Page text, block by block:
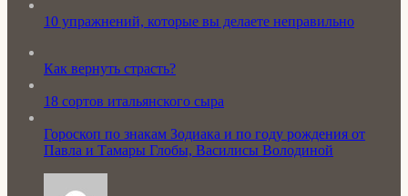
10 упражнений, которые вы делаете неправильно
Как вернуть страсть?
18 сортов итальянского сыра
Гороскоп по знакам Зодиака и по году рождения от
Павла и Тамары Глобы, Василисы Володиной